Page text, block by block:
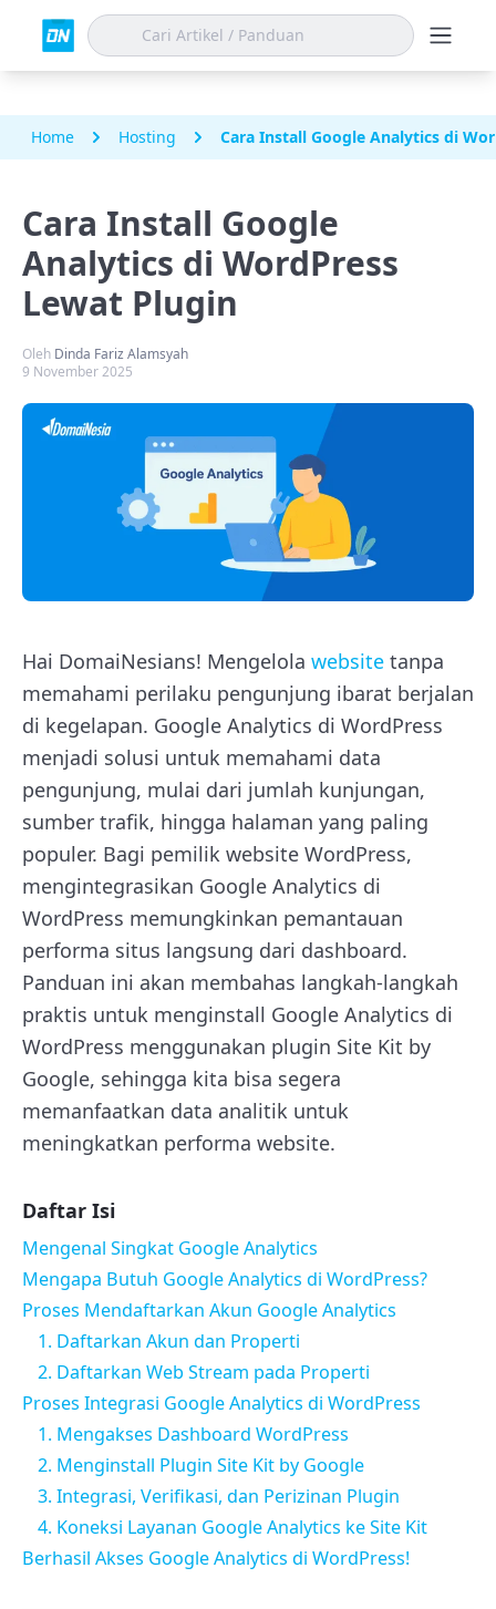
Home Hosting Cara Install Google Analytics di
Cara Install Google
Analytics di WordPress
Lewat Plugin
Oleh Dinda Fariz Alamsyah
9 November 2025
Hai DomaiNesians! Mengelola website tanpa
memahami perilaku pengunjung ibarat berjalan
di kegelapan. Google Analytics di WordPress
menjadi solusi untuk memahami data
pengunjung, mulai dari jumlah kunjungan,
sumber trafik, hingga halaman yang paling
populer. Bagi pemilik website WordPress,
mengintegrasikan Google Analytics di
WordPress memungkinkan pemantauan
performa situs langsung dari dashboard.
Panduan ini akan membahas langkah-langkah
praktis untuk menginstall Google Analytics di
WordPress menggunakan plugin Site Kit by
Google, sehingga kita bisa segera
memanfaatkan data analitik untuk
meningkatkan performa website.
Daftar Isi
Mengenal Singkat Google Analytics
Mengapa Butuh Google Analytics di WordPress?
Proses Mendaftarkan Akun Google Analytics
1. Daftarkan Akun dan Properti
2. Daftarkan Web Stream pada Properti
Proses Integrasi Google Analytics di WordPress
1. Mengakses Dashboard WordPress
2. Menginstall Plugin Site Kit by Google
3. Integrasi, Verifikasi, dan Perizinan Plugin
4. Koneksi Layanan Google Analytics ke Site Kit
Berhasil Akses Google Analytics di WordPress!